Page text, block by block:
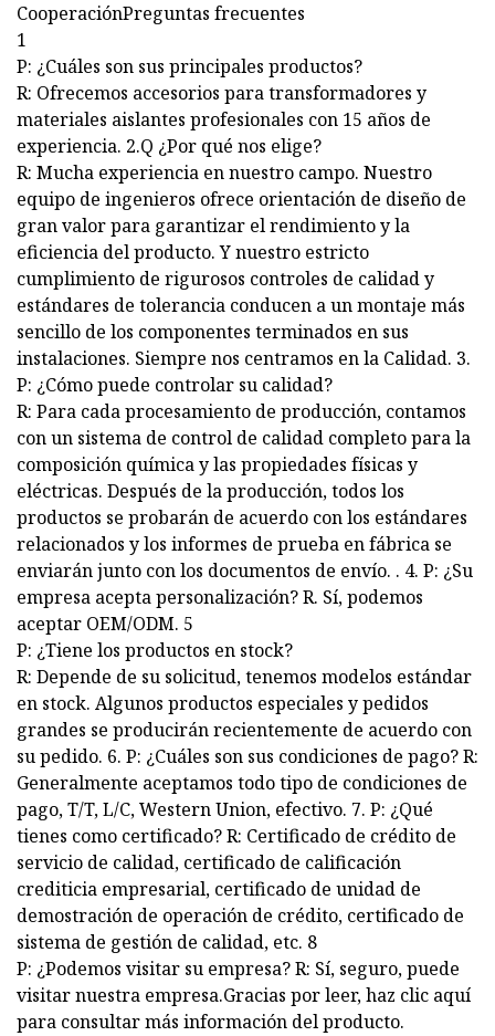
CooperaciónPreguntas frecuentes
1
P: ¿Cuáles son sus principales productos?
R: Ofrecemos accesorios para transformadores y
materiales aislantes profesionales con 15 años de
experiencia. 2.Q ¿Por qué nos elige?
R: Mucha experiencia en nuestro campo. Nuestro
equipo de ingenieros ofrece orientación de diseño de
gran valor para garantizar el rendimiento y la
eficiencia del producto. Y nuestro estricto
cumplimiento de rigurosos controles de calidad y
estándares de tolerancia conducen a un montaje más
sencillo de los componentes terminados en sus
instalaciones. Siempre nos centramos en la Calidad. 3.
P: ¿Cómo puede controlar su calidad?
R: Para cada procesamiento de producción, contamos
con un sistema de control de calidad completo para la
composición química y las propiedades físicas y
eléctricas. Después de la producción, todos los
productos se probarán de acuerdo con los estándares
relacionados y los informes de prueba en fábrica se
enviarán junto con los documentos de envío. . 4. P: ¿Su
empresa acepta personalización? R. Sí, podemos
aceptar OEM/ODM. 5
P: ¿Tiene los productos en stock?
R: Depende de su solicitud, tenemos modelos estándar
en stock. Algunos productos especiales y pedidos
grandes se producirán recientemente de acuerdo con
su pedido. 6. P: ¿Cuáles son sus condiciones de pago? R:
Generalmente aceptamos todo tipo de condiciones de
pago, T/T, L/C, Western Union, efectivo. 7. P: ¿Qué
tienes como certificado? R: Certificado de crédito de
servicio de calidad, certificado de calificación
crediticia empresarial, certificado de unidad de
demostración de operación de crédito, certificado de
sistema de gestión de calidad, etc. 8
P: ¿Podemos visitar su empresa? R: Sí, seguro, puede
visitar nuestra empresa.Gracias por leer, haz clic aquí
para consultar más información del producto.